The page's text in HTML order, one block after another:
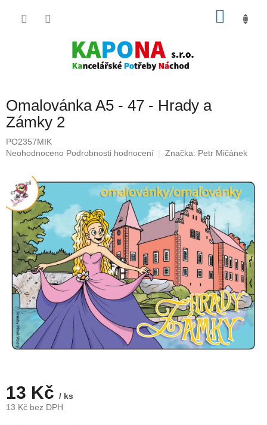
Omalovánka A5 - 47 - Hrady a
Zámky 2
PO2357MIK
Průměrné
produktu
0,0
z
hvězdiček.
Neohodnoceno Podrobnosti hodnocení Značka: Petr Mičánek
13 Kč / ks
13 Kč bez DPH